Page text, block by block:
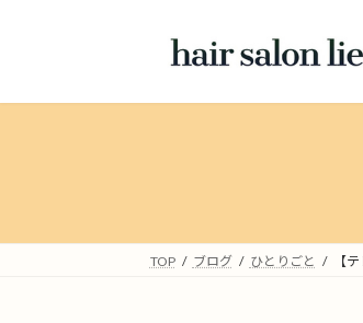
プ
動
TOP ブログ ひとりごと 【